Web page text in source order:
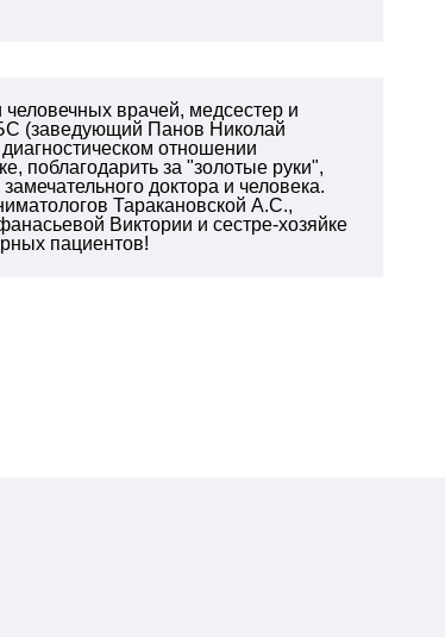
врачей, медсестер и
(заведующий Панов Николай
отношении
поблагодарить за "золотые руки",
доктора и человека.
Таракановской А.С.,
Виктории и сестре-хозяйке
пациентов!